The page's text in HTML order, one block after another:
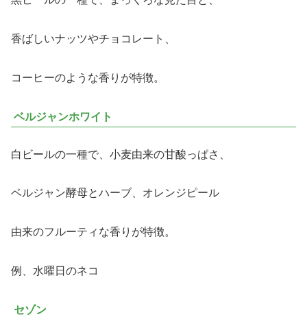
香ばしいナッツやチョコレート、
コーヒーのような香りが特徴。
ベルジャンホワイト
白ビールの一種で、小麦由来の甘酸っぱさ、
ベルジャン酵母とハーブ、オレンジピール
由来のフルーティな香りが特徴。
例、水曜日のネコ
セゾン